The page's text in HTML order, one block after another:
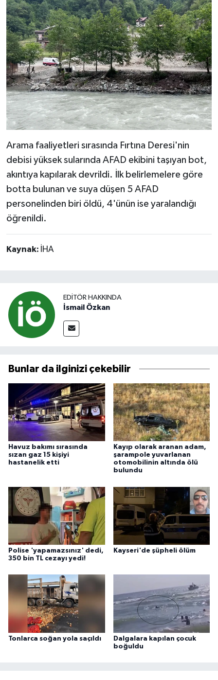
Arama faaliyetleri sırasında Fırtına Deresi'nin
debisi yüksek sularında AFAD ekibini taşıyan bot,
akıntıya kapılarak devrildi. İlk belirlemelere göre
botta bulunan ve suya düşen 5 AFAD
personelinden biri öldü, 4'ünün ise yaralandığı
öğrenildi.
Kaynak: İHA
EDITÖR HAKKINDA
İsmail Özkan
Bunlar da ilginizi çekebilir
Havuz bakımı sırasında
sızan gaz 15 kişiyi
hastanelik etti
Kayıp olarak aranan adam,
şarampole yuvarlanan
otomobilinin altında ölü
bulundu
Polise 'yapamazsınız' dedi,
350 bin TL cezayı yedi!
Kayseri'de şüpheli ölüm
Tonlarca soğan yola saçıldı
Dalgalara kapılan çocuk
boğuldu